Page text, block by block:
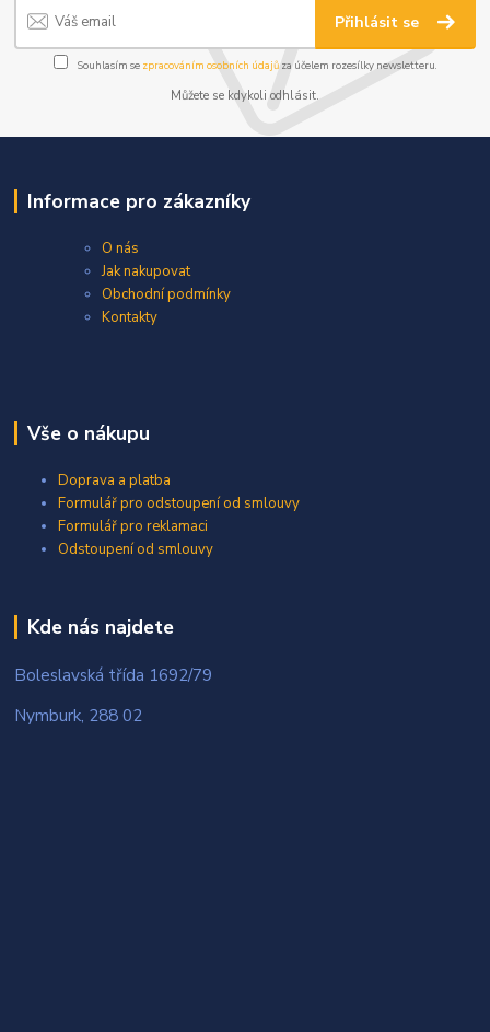
Přihlásit se
Souhlasím se zpracováním osobních údajůza účelem rozesílky newsletteru.
Můžete se kdykoli odhlásit.
Informace pro zákazníky
O nás
Jak nakupovat
Obchodní podmínky
Kontakty
Vše o nákupu
Doprava a platba
Formulář pro odstoupení od smlouvy
Formulář pro reklamaci
Odstoupení od smlouvy
Kde nás najdete
Boleslavská třída 1692/79
Nymburk, 288 02